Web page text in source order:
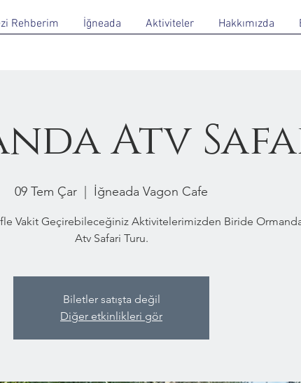
Rehberim İğneada Aktiviteler Hakkımızda
Atv
09 Tem Çar İğneada Vagon Cafe
Vakit Geçirebileceğiniz Aktivitelerimizden Biride
Atv Safari Turu.
Biletler satışta değil
Diğer etkinlikleri gör